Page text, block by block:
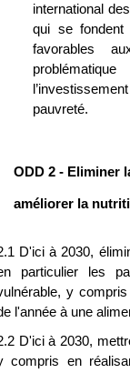
international
qui se fondent
favorables
pauvreté.
ODD 2 - Eliminer
améliorer la
D'ici à 2030,
particulier les
y
l'année à une
D'ici à 2030,
compris en